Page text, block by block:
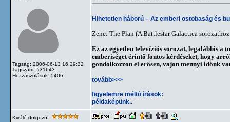
Tagság: 2006-06-13 16:29:32
Tagszám: #31643
Hozzászólások: 5406
Hihetetlen háború – Az emberi ostobaság és
Zene: The Plan (A Battlestar Galactica
Ez az egyetlen televíziós sorozat, legalábbis a
emberiséget érintő fontos kérdéseket, hogy
gondolkozzon el erősen, vajon mennyi időnk
tovább>>>
figyelemre méltó írások:
példaképünk..
Kiváló dolgozó